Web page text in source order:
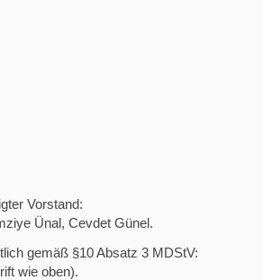
Vorstand:
Ünal, Cevdet Günel.
gemäß §10 Absatz 3 MDStV:
wie oben).